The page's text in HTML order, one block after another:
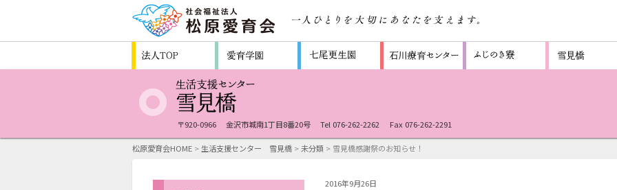
〒920-0966 金沢市城南1丁目8番20号 Tel 076-262-2262 Fax 076-262-2291
松原愛育会HOME > 生活支援センター 雪見橋 >未分類 > 雪見橋感謝祭のお知らせ！
2016年9月26日